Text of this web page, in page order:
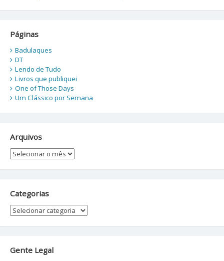
Páginas
Badulaques
DT
Lendo de Tudo
Livros que publiquei
One of Those Days
Um Clássico por Semana
Arquivos
Arquivos
Categorias
Categorias
Gente Legal